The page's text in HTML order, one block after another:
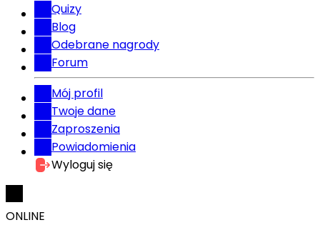
Quizy
Blog
Odebrane nagrody
Forum
Mój profil
Twoje dane
Zaproszenia
Powiadomienia
Wyloguj się
ONLINE